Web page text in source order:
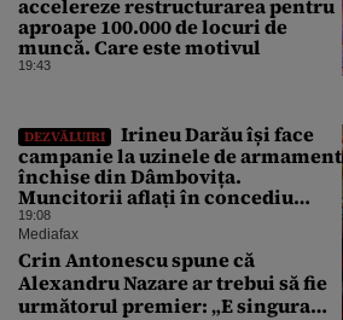
accelereze restructurarea pentru
aproape 100.000 de locuri de
muncă. Care este motivul
19:43
DEZVĂLUIRI
Irineu Darău își face
campanie la uzinele de armament
închise din Dâmbovița.
Muncitorii aflați în concediu
forțat din cauza lipsei comenzilor
au fost chemați de acasă pentru a
da mâna cu Ministrul Economiei
19:08
Mediafax
Crin Antonescu spune că
Alexandru Nazare ar trebui să fie
următorul premier: „E singura